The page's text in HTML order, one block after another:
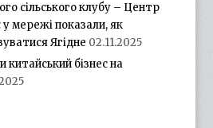
сільського клубу – Центр
мережі показали, як
Ягідне 02.11.2025
китайський бізнес на